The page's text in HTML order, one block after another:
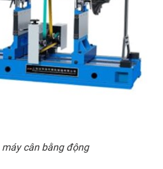
máy cân bằng động